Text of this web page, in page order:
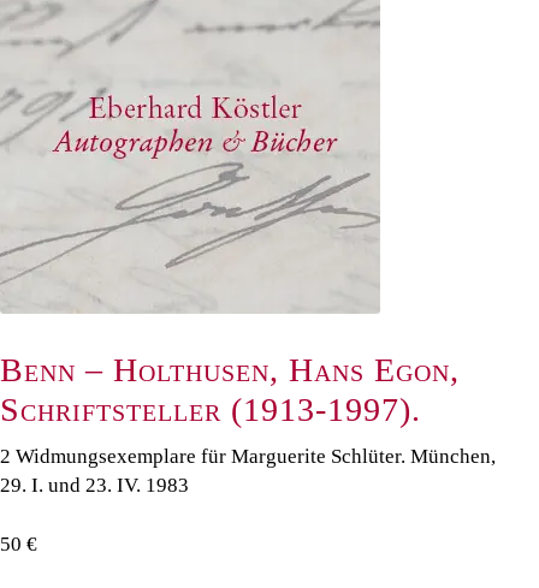
Benn – Holthusen, Hans Egon,
Schriftsteller (1913-1997).
2 Widmungsexemplare für Marguerite Schlüter. München,
29. I. und 23. IV. 1983
50 €